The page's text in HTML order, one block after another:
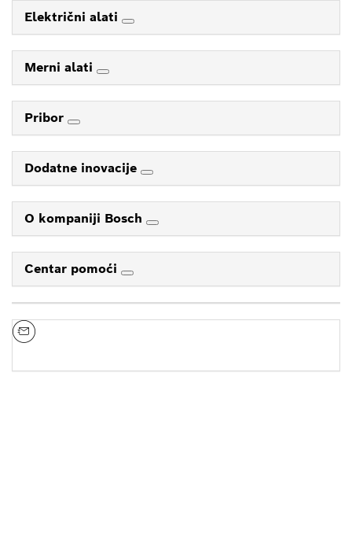
Električni alati
Merni alati
Pribor
Dodatne inovacije
O kompaniji Bosch
Centar pomoći